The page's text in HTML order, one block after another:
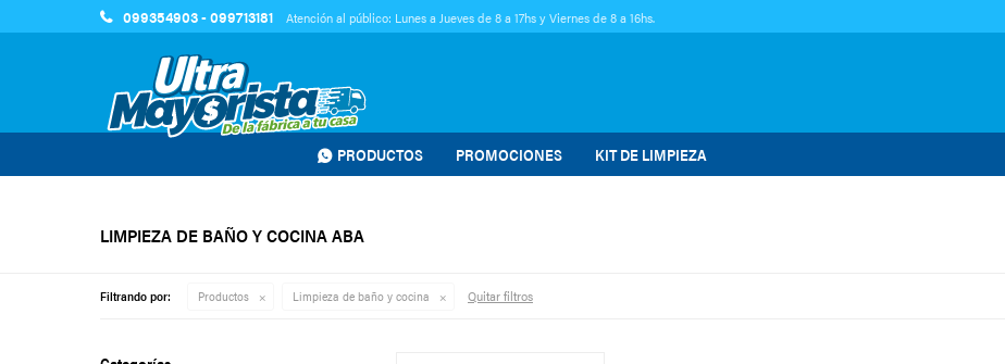
PRODUCTOS PROMOCIONES KIT DE LIMPIEZA
099354903 - 099713181 Atención al público: Lunes a Jueves de 8 a 17hs y Viernes de 8 a 16hs.
LIMPIEZA DE BAÑO Y COCINA ABA
Filtrando por: Productos Limpieza de baño y cocina Quitar filtros